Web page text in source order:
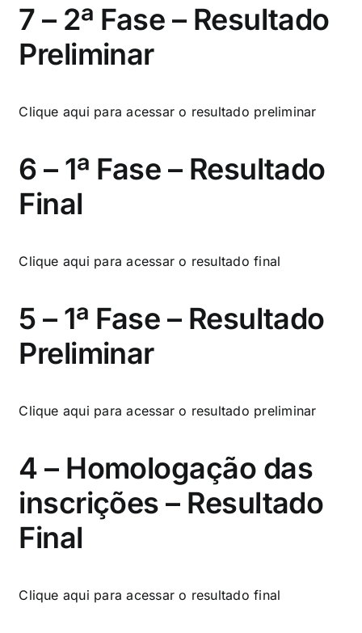
7 – 2ª Fase – Resultado
Preliminar
Clique aqui para acessar o resultado preliminar
6 – 1ª Fase – Resultado
Final
Clique aqui para acessar o resultado final
5 – 1ª Fase – Resultado
Preliminar
Clique aqui para acessar o resultado preliminar
4 – Homologação das
inscrições – Resultado
Final
Clique aqui para acessar o resultado final